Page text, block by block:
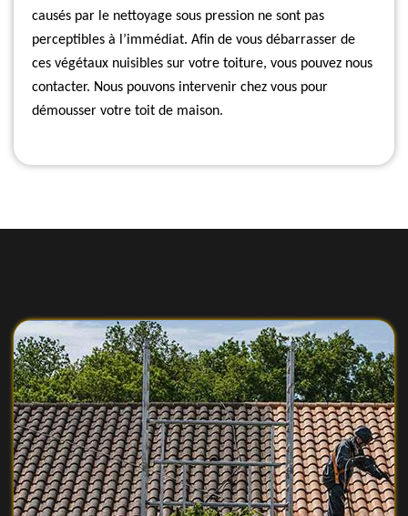
causés par le nettoyage sous pression ne sont pas
perceptibles à l’immédiat. Afin de vous débarrasser de
ces végétaux nuisibles sur votre toiture, vous pouvez nous
contacter. Nous pouvons intervenir chez vous pour
démousser votre toit de maison.